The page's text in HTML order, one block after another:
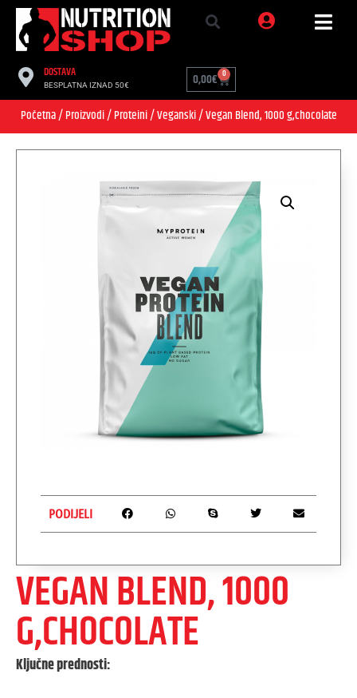
DOSTAVA
BESPLATNA IZNAD 50€ 0,00€ 0
Početna/Proizvodi/Proteini/Veganski/ Vegan Blend, 1000 g,chocolate
VEGAN BLEND, 1000
G,CHOCOLATE
Ključne prednosti:
PODIJELI